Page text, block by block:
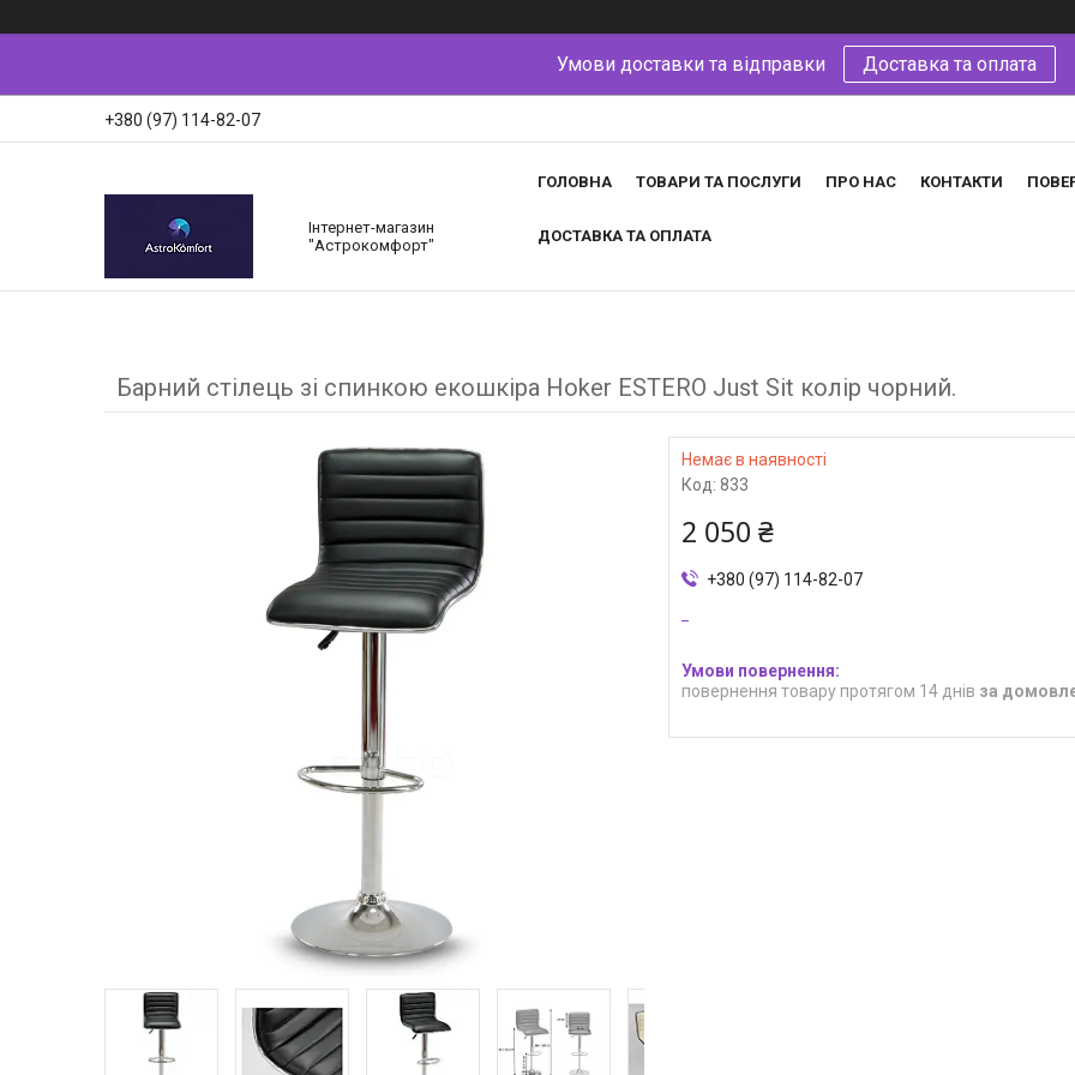
Умови доставки та відправки Доставка та оплата
+380 (97) 114-82-07
Інтернет-магазин
"Астрокомфорт"
ГОЛОВНА ТОВАРИ ТА ПОСЛУГИ ПРО НАС КОНТАКТИ
ДОСТАВКА ТА ОПЛАТА
Барний стілець зі спинкою екошкіра Hoker ESTERO Just Sit колір чорний.
Немає в наявності
Код: 833
2 050 ₴
+380 (97) 114-82-07
повернення товару протягом 14 днів за